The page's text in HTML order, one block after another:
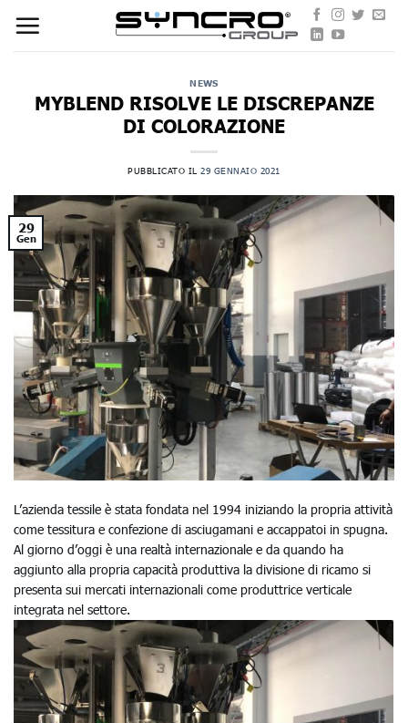
content
NEWS
MYBLEND RISOLVE LE DISCREPANZE
DI COLORAZIONE
PUBBLICATO IL29 GENNAIO 2021
29
Gen
L’azienda tessile è stata fondata nel 1994 iniziando la propria attività
come tessitura e confezione di asciugamani e accappatoi in spugna.
Al giorno d’oggi è una realtà internazionale e da quando ha
aggiunto alla propria capacità produttiva la divisione di ricamo si
presenta sui mercati internazionali come produttrice verticale
integrata nel settore.